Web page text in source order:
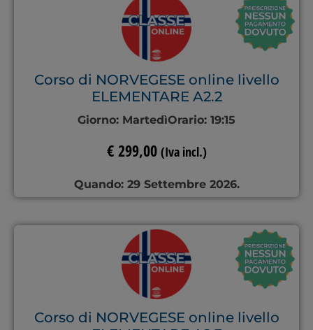
Corso di NORVEGESE online livello
ELEMENTARE A2.2
Giorno: MartedìOrario: 19:15
€299,00 (Iva incl.)
Quando: 29 Settembre 2026.
Corso di NORVEGESE online livello